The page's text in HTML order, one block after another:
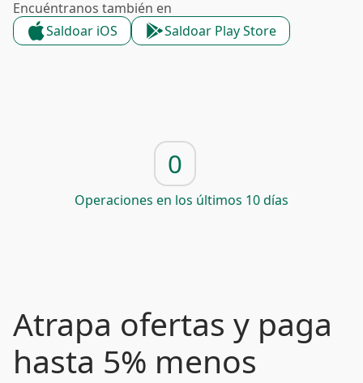
Encuéntranos también en
Saldoar iOS
Saldoar Play Store
0
Operaciones en los últimos 10 días
Atrapa ofertas y paga
hasta 5% menos